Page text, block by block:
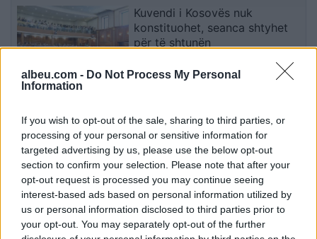
albeu.com - Do Not Process My Personal
Information
If you wish to opt-out of the sale, sharing to third parties, or
processing of your personal or sensitive information for
targeted advertising by us, please use the below opt-out
section to confirm your selection. Please note that after your
opt-out request is processed you may continue seeing
interest-based ads based on personal information utilized by
us or personal information disclosed to third parties prior to
your opt-out. You may separately opt-out of the further
Kuvendi i Kosovës nuk
konstituohet, seanca shtyhet
për të shtunën
largimit nga Barcelona
Video/ Tragjedi në Ceuta, i riu
që po tentonte të kalonte
ilegalisht nga Maroku me
parashutë bie në det dhe vdes